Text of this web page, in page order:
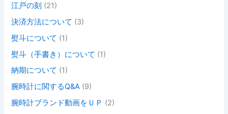
江戸の刻 (21)
決済方法について (3)
熨斗について (1)
熨斗（手書き）について (1)
納期について (1)
腕時計に関するQ&A (9)
腕時計ブランド動画をＵＰ (2)